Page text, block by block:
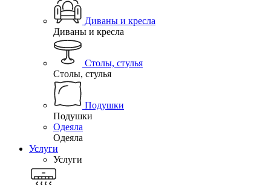
Диваны и кресла
Диваны и кресла
Столы, стулья
Столы, стулья
Подушки
Подушки
Одеяла
Одеяла
Услуги
Услуги